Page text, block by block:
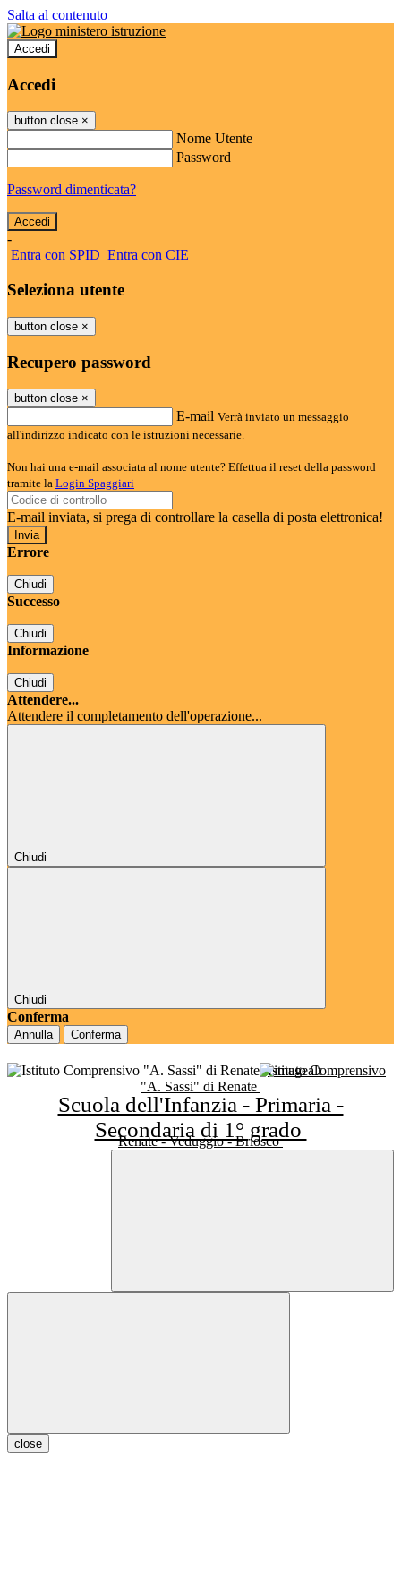
Salta al contenuto
Accedi
Accedi
button close ×
Nome Utente
Password
Password dimenticata?
-
Entra con SPID Entra con CIE
Seleziona utente
button close ×
Recupero password
button close ×
E-mail Verrà inviato un messaggio
all'indirizzo indicato con le istruzioni necessarie.
Non hai una e-mail associata al nome utente? Effettua il reset della password
tramite la Login Spaggiari
E-mail inviata, si prega di controllare la casella di posta elettronica!
Errore
Chiudi
Successo
Chiudi
Informazione
Chiudi
Attendere...
Attendere il completamento dell'operazione...
Chiudi
Chiudi
Conferma
Annulla Conferma
Istituto Comprensivo
"A. Sassi" di Renate
Scuola dell'Infanzia - Primaria -
Secondaria di 1° grado
Renate - Veduggio - Briosco
close